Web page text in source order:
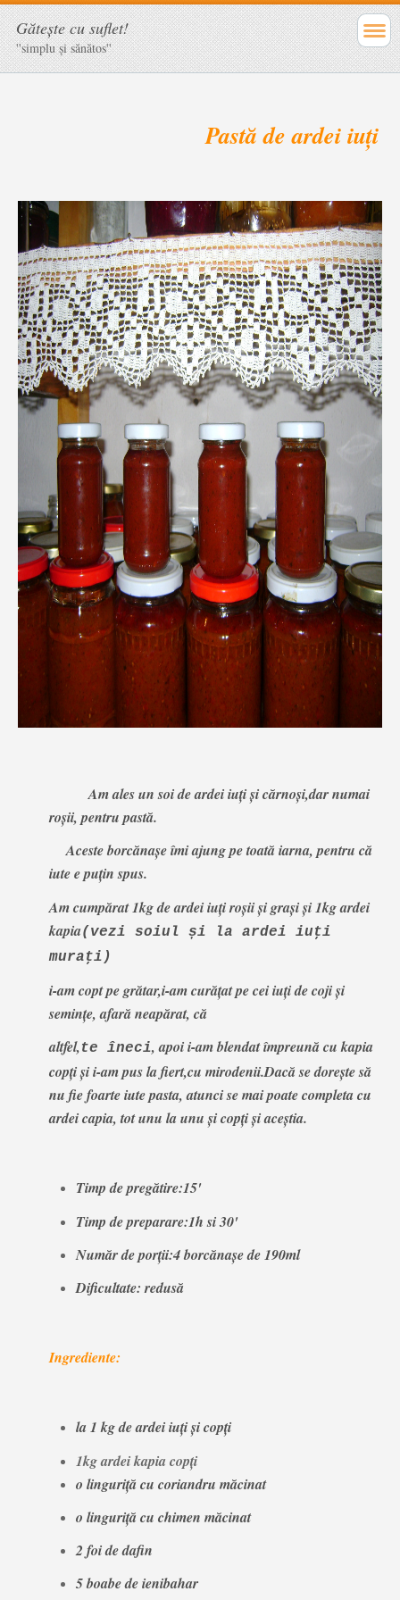
Găteşte cu suflet!
''simplu şi sănătos''
Pastă de ardei iuţi
Am ales un soi de ardei iuţi şi cărnoşi,dar numai
roşii, pentru pastă.
Aceste borcănaşe îmi ajung pe toată iarna, pentru că
iute e puţin spus.
Am cumpărat 1kg de ardei iuţi roşii şi graşiși 1kg ardei
kapia(vezi soiul și la ardei iuţi
muraţi)
i-am copt pe grătar,i-am curăţat pe cei iuți de coji şi
seminţe, afară neapărat, că
altfel,te îneci, apoi i-am blendat împreună cu kapia
copți şi i-am pus la fiert,cu mirodenii.Dacă se dorește să
nu fie foarte iute pasta, atunci se mai poate completa cu
ardei capia, tot unu la unu și copți și aceștia.
Timp de pregătire:15'
Timp de preparare:1h si 30'
Număr de porţii:4 borcănaşe de 190ml
Dificultate: redusă
Ingrediente:
la 1 kg de ardei iuţi şi copţi
1kg ardei kapia copți
o linguriţă cu coriandru măcinat
o linguriţă cu chimen măcinat
2 foi de dafin
5 boabe de ienibahar